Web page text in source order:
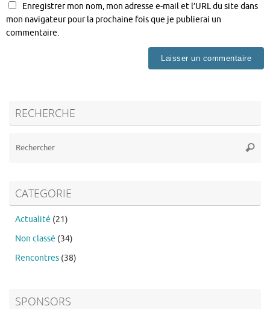
Enregistrer mon nom, mon adresse e-mail et l’URL du site dans
mon navigateur pour la prochaine fois que je publierai un
commentaire.
RECHERCHE
CATEGORIE
Actualité (21)
Non classé (34)
Rencontres (38)
SPONSORS